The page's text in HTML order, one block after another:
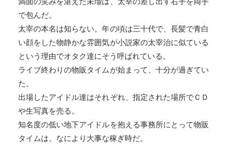
で包んだ。
太宰の本名は知らない。年の頃は三十代で、長髪で青白
い顔をした物静かな雰囲気が小説家の太宰治に似ている
という理由でオタク達にそう呼ばれている。
ライブ終わりの物販タイムが始まって、十分が過ぎてい
た。
出場したアイドル達はそれぞれ、指定された場所でＣＤ
や生写真を売る。
知名度の低い地下アイドルを抱える事務所にとって物販
タイムは、なにより大事な稼ぎ時だ。